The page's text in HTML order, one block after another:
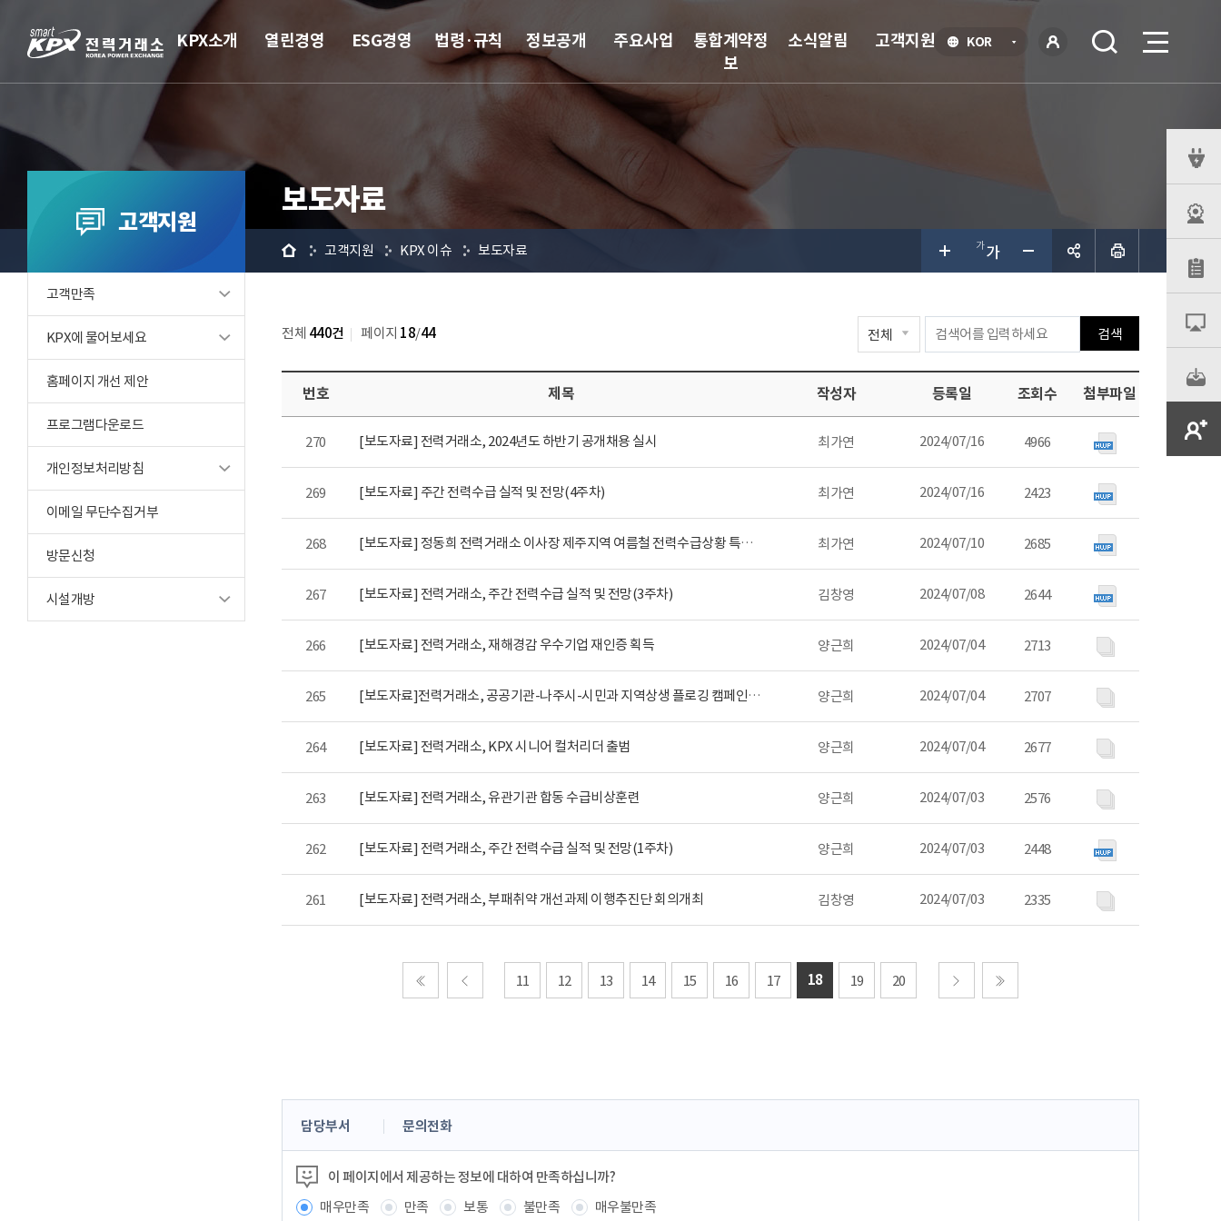
KOR언
그인
KPX소개 열린경영 ESG경영 법령·규칙 정보공개 주요사업
통합계약정
보
소식알림 고객지원
고객지원
고객만족
KPX에 물어보세요
홈페이지 개선 제안
프로그램다운로드
개인정보처리방침
이메일 무단수집거부
방문신청
시설개방
보도자료
홈 고객지원 KPX 이슈 보도자료
검색
전체 440건 페이지 18/44
번호 제목 작성자 등록일 조회수 첨부파일
270 [보도자료] 전력거래소, 2024년도 하반기 공개채용 실시 최가연 2024/07/16 4966
269 [보도자료] 주간 전력수급 실적 및 전망(4주차) 최가연 2024/07/16 2423
268 [보도자료] 정동희 전력거래소 이사장 제주지역 여름철 전력수급상황 특별점검 시행 최가연 2024/07/10 2685
267 [보도자료] 전력거래소, 주간 전력수급 실적 및 전망(3주차) 김창영 2024/07/08 2644
266 [보도자료] 전력거래소, 재해경감 우수기업 재인증 획득 양근희 2024/07/04 2713
265 [보도자료]전력거래소, 공공기관-나주시-시민과 지역상생 플로깅 캠페인 참여 양근희 2024/07/04 2707
264 [보도자료] 전력거래소, KPX 시니어 컬처리더 출범 양근희 2024/07/04 2677
263 [보도자료] 전력거래소, 유관기관 합동 수급비상훈련 양근희 2024/07/03 2576
262 [보도자료] 전력거래소, 주간 전력수급 실적 및 전망(1주차) 양근희 2024/07/03 2448
261 [보도자료] 전력거래소, 부패취약 개선과제 이행추진단 회의개최 김창영 2024/07/03 2335
11 12 13 14 15 16 17 18 19
20
콘
츠
정
보
담당부서 문의전화
이 페이지에서 제공하는 정보에 대하여 만족하십니까?
매우만족
만족 보통 불만족 매우불만족